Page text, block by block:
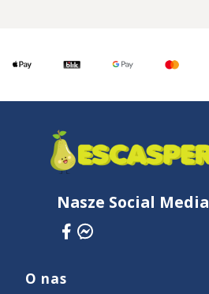
Nasze Social Media
Linki w stopce
O nas